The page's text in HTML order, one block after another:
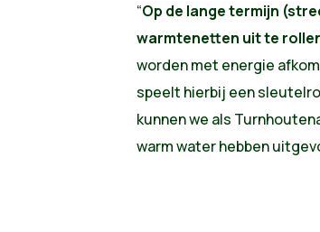
“Op de lange termijn
warmtenetten uit te
worden met energie
speelt hierbij een
kunnen we als
warm water hebben